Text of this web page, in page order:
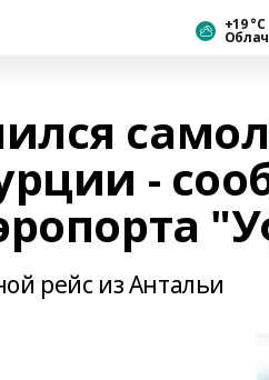
+19 °С
-
рейс из Антальи